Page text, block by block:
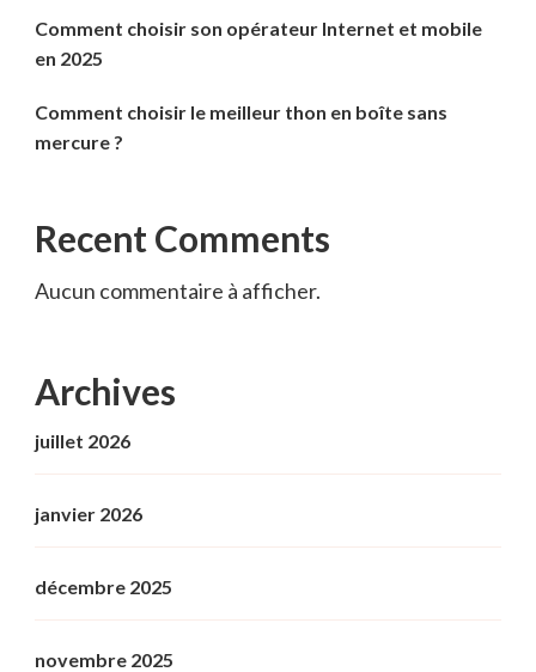
Comment choisir son opérateur Internet et mobile
en 2025
Comment choisir le meilleur thon en boîte sans
mercure ?
Recent Comments
Aucun commentaire à afficher.
Archives
juillet 2026
janvier 2026
décembre 2025
novembre 2025